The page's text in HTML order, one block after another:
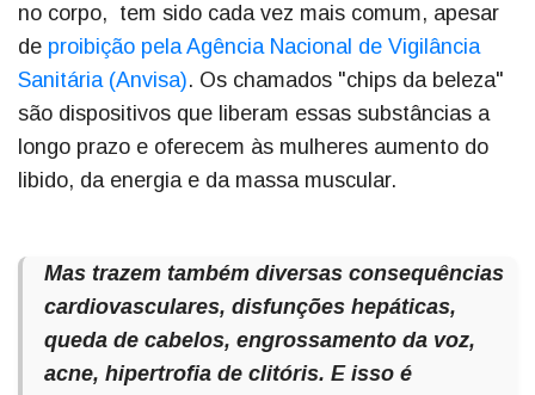
no corpo, tem sido cada vez mais comum, apesar
de proibição pela Agência Nacional de Vigilância
Sanitária (Anvisa). Os chamados "chips da beleza"
são dispositivos que liberam essas substâncias a
longo prazo e oferecem às mulheres aumento do
libido, da energia e da massa muscular.
Mas trazem também diversas consequências
cardiovasculares, disfunções hepáticas,
queda de cabelos, engrossamento da voz,
acne, hipertrofia de clitóris. E isso é